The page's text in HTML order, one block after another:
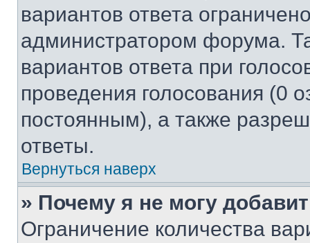
вариантов ответа
администратором форума.
вариантов ответа при
проведения голосования (0
постоянным), а также
ответы.
Вернуться наверх
» Почему я не могу
Ограничение количества